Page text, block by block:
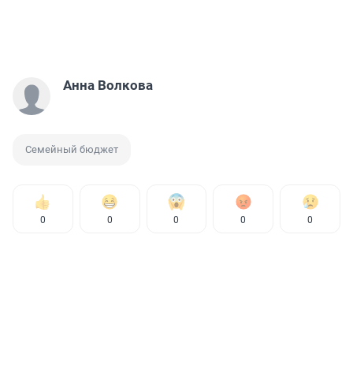
Анна Волкова
Семейный бюджет
0 0 0 0 0